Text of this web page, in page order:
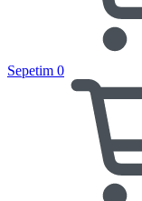
Sepetim 0